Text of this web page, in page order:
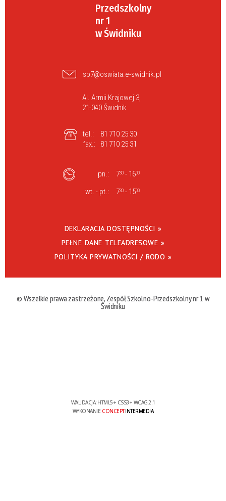
Przedszkolny
nr 1
w Świdniku
sp7@oswiata.e-swidnik.pl
Al. Armii Krajowej 3,
21-040 Świdnik
tel.:
81 710 25 30
fax.:
81 710 25 31
pn.: 730 - 1600
wt. - pt.: 730 - 1500
DEKLARACJA DOSTĘPNOŚCI »
PEŁNE DANE TELEADRESOWE »
POLITYKA PRYWATNOŚCI / RODO »
© Wszelkie prawa zastrzeżone, Zespół Szkolno-Przedszkolny nr 1 w
Świdniku
WALIDACJA: HTML5+ CSS3+ WCAG 2.1
WYKONANIE CONCEPTINTERMEDIA